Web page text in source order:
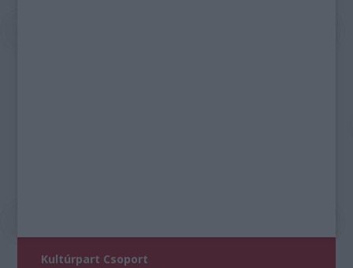
Kultúrpart Csoport